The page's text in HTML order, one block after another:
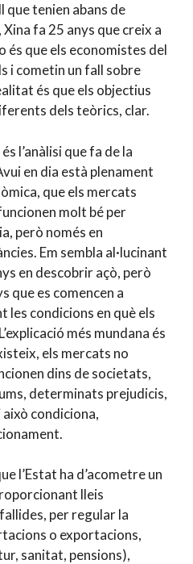
que tenien abans de
fa 25 anys que creix a
és que els economistes del
i cometin un fall sobre
és que els objectius
dels teòrics, clar.
l’anàlisi que fa de la
en dia està plenament
que els mercats
molt bé per
però només en
Em sembla al·lucinant
en descobrir açò, però
que es comencen a
condicions en què els
més mundana és
els mercats no
dins de societats,
determinats prejudicis,
condiciona,
l’Estat ha d’acometre un
lleis
per regular la
o exportacions,
sanitat, pensions),